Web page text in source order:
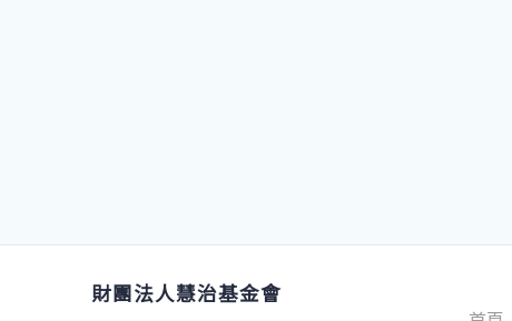
財團法人慧治基金會